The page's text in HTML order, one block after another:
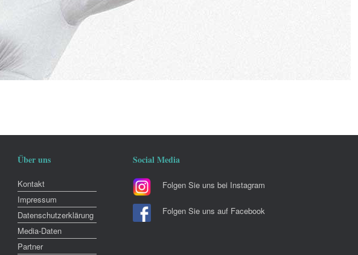
Über uns
Kontakt
Impressum
Datenschutzerklärung
Media-Daten
Partner
Social Media
Folgen Sie uns bei Instagram
Folgen Sie uns auf Facebook